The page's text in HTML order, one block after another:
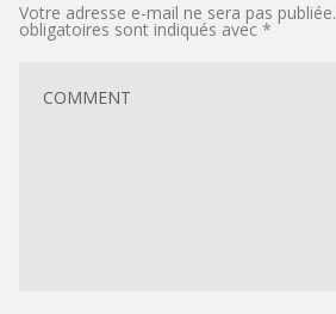
Votre adresse e-mail ne sera pas publiée.
obligatoires sont indiqués avec *